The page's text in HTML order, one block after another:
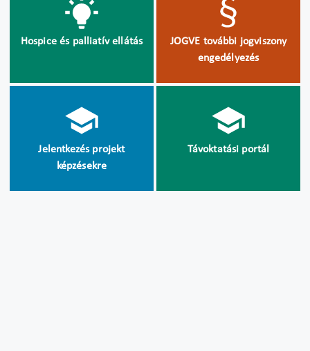
Hospice és palliatív ellátás
JOGVE további jogviszony
engedélyezés
Jelentkezés projekt
képzésekre
Távoktatási portál